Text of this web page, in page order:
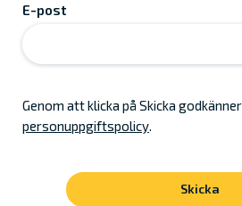
E-post
Genom att klicka på Skicka
personuppgiftspolicy.